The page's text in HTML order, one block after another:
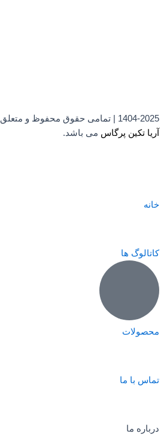
1404-2025 | تمامی حقوق محفوظ و متعلق به گروه طراحی و تولید
آریا تکین پرگاس می باشد.
خانه
کاتالوگ ها
محصولات
تماس با ما
درباره ما